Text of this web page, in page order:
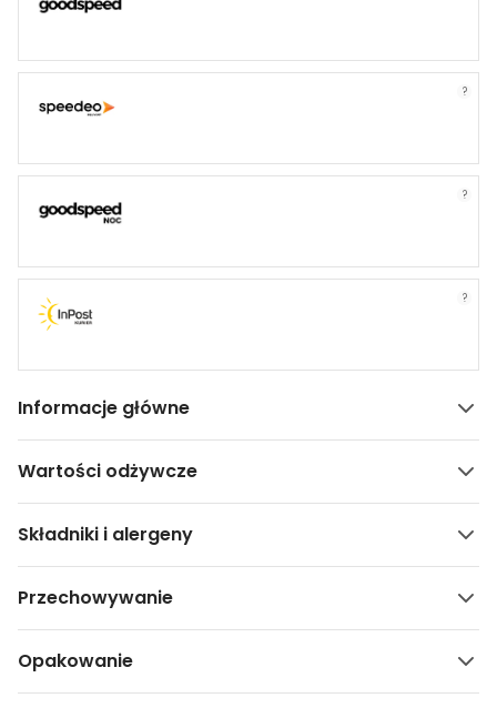
?
?
?
Informacje główne
Wartości odżywcze
Składniki i alergeny
Przechowywanie
Opakowanie